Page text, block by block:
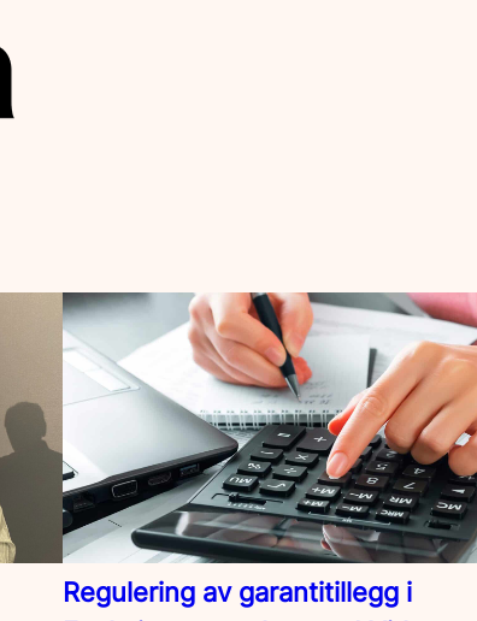
Regulering av garantitillegg i